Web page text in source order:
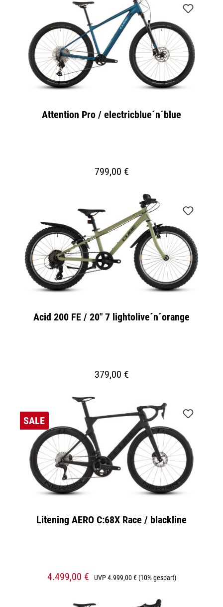
Attention Pro / electricblue´n´blue
799,00 €
Acid 200 FE / 20" 7 lightolive´n´orange
379,00 €
SALE
Litening AERO C:68X Race / blackline
4.499,00 € UVP4.999,00 € (10% gespart)